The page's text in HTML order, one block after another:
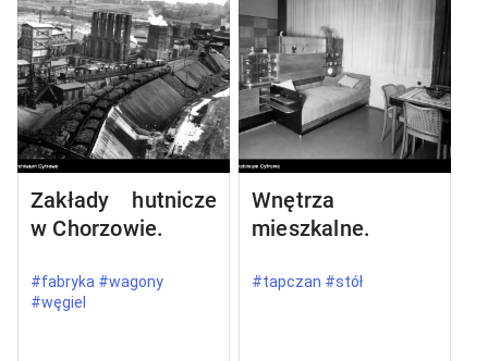
Zakłady hutnicze
w Chorzowie.
#fabryka #wagony
#węgiel
Wnętrza
mieszkalne.
#tapczan #stół